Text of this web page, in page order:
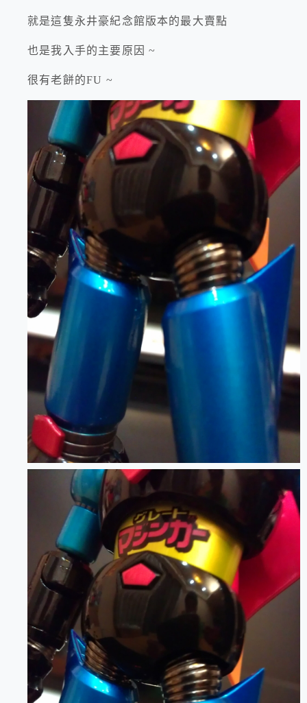
就是這隻永井豪紀念館版本的最大賣點
也是我入手的主要原因 ~
很有老餅的FU ~